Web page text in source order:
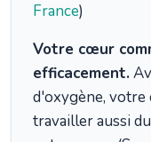
France)
Votre cœur
efficacement.
d'oxygène, votre
travailler aussi